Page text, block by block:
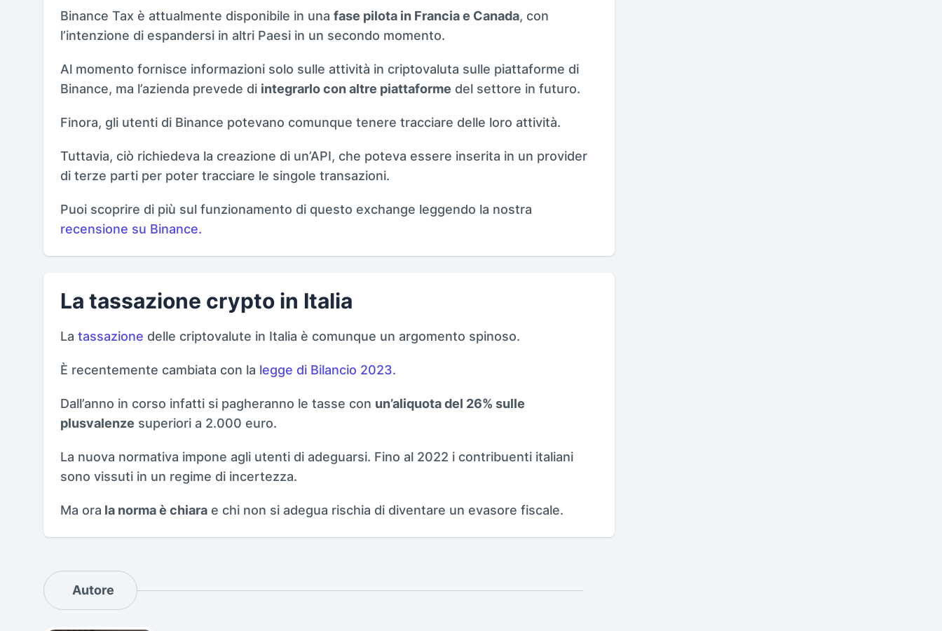
Binance Tax è attualmente disponibile in una fase pilota in Francia e Canada, con
l’intenzione di espandersi in altri Paesi in un secondo momento.
Al momento fornisce informazioni solo sulle attività in criptovaluta sulle piattaforme di
Binance, ma l’azienda prevede di integrarlo con altre piattaforme del settore in futuro.
Finora, gli utenti di Binance potevano comunque tenere tracciare delle loro attività.
Tuttavia, ciò richiedeva la creazione di un’API, che poteva essere inserita in un provider
di terze parti per poter tracciare le singole transazioni.
Puoi scoprire di più sul funzionamento di questo exchange leggendo la nostra
recensione su Binance.
La tassazione crypto in Italia
La tassazione delle criptovalute in Italia è comunque un argomento spinoso.
È recentemente cambiata con la legge di Bilancio 2023.
Dall’anno in corso infatti si pagheranno le tasse con un’aliquota del 26% sulle
plusvalenze superiori a 2.000 euro.
La nuova normativa impone agli utenti di adeguarsi. Fino al 2022 i contribuenti italiani
sono vissuti in un regime di incertezza.
Ma ora la norma è chiara e chi non si adegua rischia di diventare un evasore fiscale.
Autore